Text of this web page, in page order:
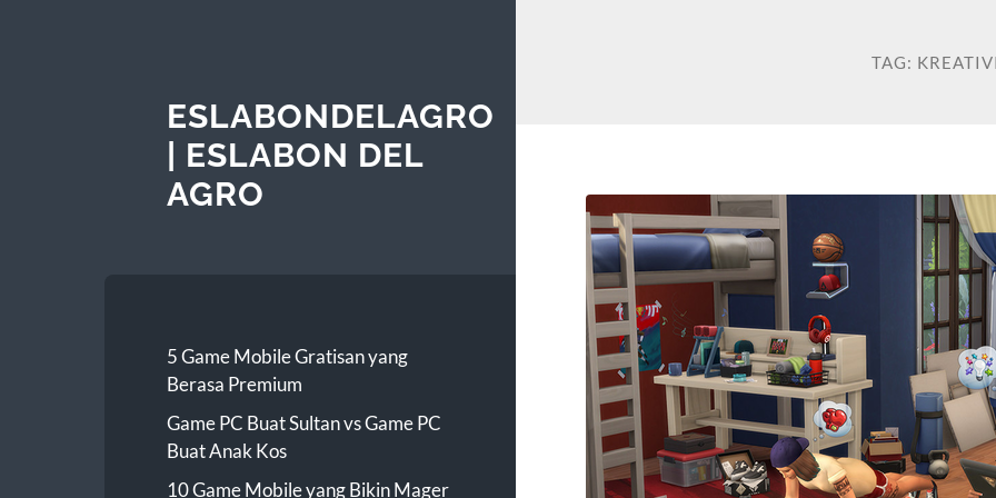
ESLABONDELAGRO
| ESLABON DEL
AGRO
5 Game Mobile Gratisan yang
Berasa Premium
Game PC Buat Sultan vs Game PC
Buat Anak Kos
10 Game Mobile yang Bikin Mager
TAG: